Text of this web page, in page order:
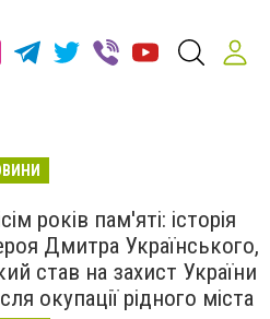
років пам'яті: історія
Дмитра Українського,
став на захист України
окупації рідного міста